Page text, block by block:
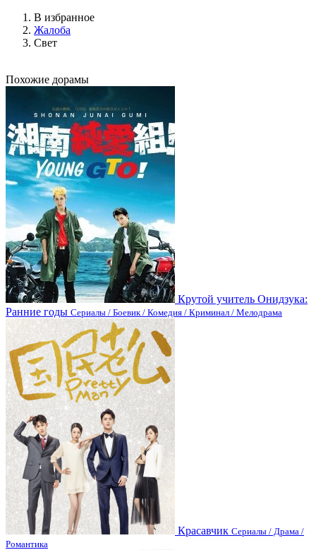
В избранное
Жалоба
Свет
Похожие дорамы
Крутой учитель Онидзука:
Ранние годы Сериалы / Боевик / Комедия / Криминал / Мелодрама
Красавчик Сериалы / Драма /
Романтика